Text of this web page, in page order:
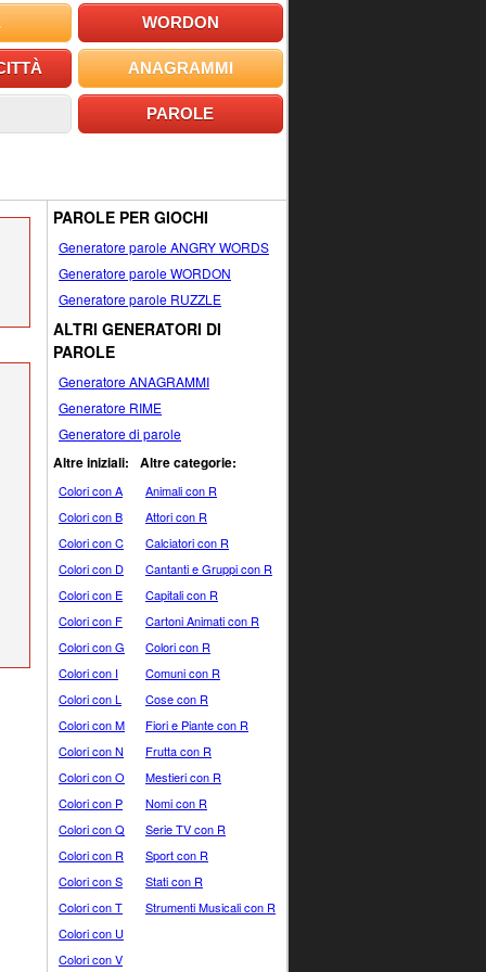
WORDON
ANAGRAMMI
PAROLE
PAROLE PER GIOCHI
Generatore parole ANGRY WORDS
Generatore parole WORDON
Generatore parole RUZZLE
ALTRI GENERATORI DI
PAROLE
Generatore ANAGRAMMI
Generatore RIME
Generatore di parole
Altre iniziali:
Colori con A
Colori con B
Colori con C
Colori con D
Colori con E
Colori con F
Colori con G
Colori con I
Colori con L
Colori con M
Colori con N
Colori con O
Colori con P
Colori con Q
Colori con R
Colori con S
Colori con T
Colori con U
Colori con V
Altre categorie:
Animali con R
Attori con R
Calciatori con R
Cantanti e Gruppi con R
Capitali con R
Cartoni Animati con R
Colori con R
Comuni con R
Cose con R
Fiori e Piante con R
Frutta con R
Mestieri con R
Nomi con R
Serie TV con R
Sport con R
Stati con R
Strumenti Musicali con R